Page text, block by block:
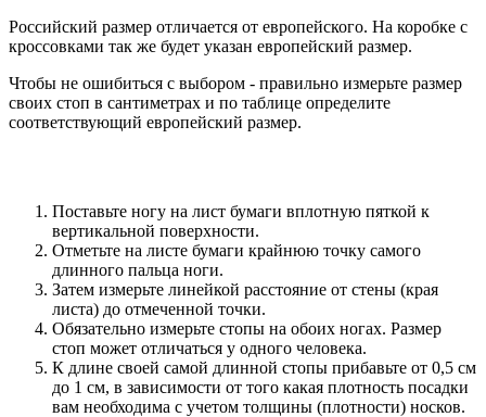
Российский размер отличается от европейского. На коробке с
кроссовками так же будет указан европейский размер.
Чтобы не ошибиться с выбором - правильно измерьте размер
своих стоп в сантиметрах и по таблице определите
соответствующий европейский размер.
Поставьте ногу на лист бумаги вплотную пяткой к
вертикальной поверхности.
Отметьте на листе бумаги крайнюю точку самого
длинного пальца ноги.
Затем измерьте линейкой расстояние от стены (края
листа) до отмеченной точки.
Обязательно измерьте стопы на обоих ногах. Размер
стоп может отличаться у одного человека.
К длине своей самой длинной стопы прибавьте от 0,5 см
до 1 см, в зависимости от того какая плотность посадки
вам необходима с учетом толщины (плотности) носков.